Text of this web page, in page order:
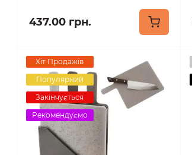
437.00 грн.
Хіт Продажів
Популярний
Закінчується
Рекомендуємо